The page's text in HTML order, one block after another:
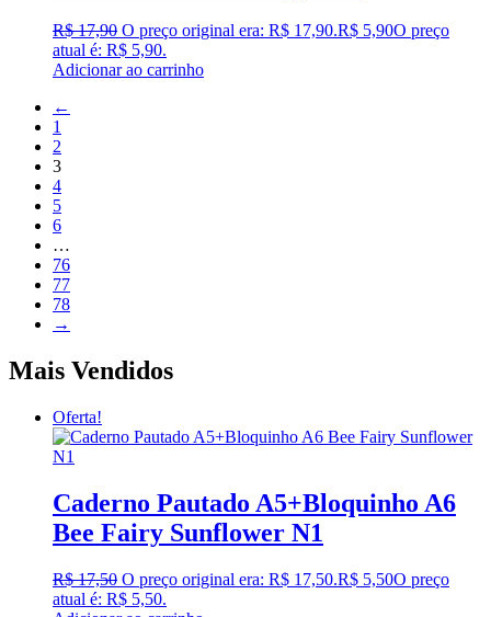
R$17,90 O preço original era: R$ 17,90.R$ 5,90O preço
atual é: R$ 5,90.
Adicionar ao carrinho
←
1
2
3
4
5
6
…
76
77
78
→
Mais Vendidos
Oferta!
Caderno Pautado A5+Bloquinho A6
Bee Fairy Sunflower N1
R$17,50 O preço original era: R$ 17,50.R$ 5,50O preço
atual é: R$ 5,50.